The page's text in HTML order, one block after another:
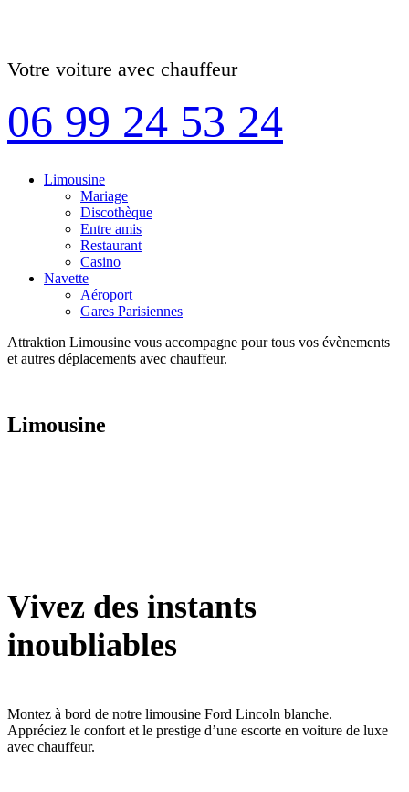
Votre voiture avec chauffeur
06 99 24 53 24
Limousine
Mariage
Discothèque
Entre amis
Restaurant
Casino
Navette
Aéroport
Gares Parisiennes
Attraktion Limousine vous accompagne pour tous vos évènements
et autres déplacements avec chauffeur.
Limousine
Vivez des instants
inoubliables
Montez à bord de notre limousine Ford Lincoln blanche.
Appréciez le confort et le prestige d’une escorte en voiture de luxe
avec chauffeur.